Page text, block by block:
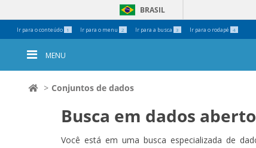
Ir para o conteúdo 1 Ir para o menu 2 Ir para a busca 3 Ir para o rodapé 4
BRASIL
Ferramentas
Pessoais
MENU
Conjuntos de dados
Busca em dados
Você está em uma busca especializada de